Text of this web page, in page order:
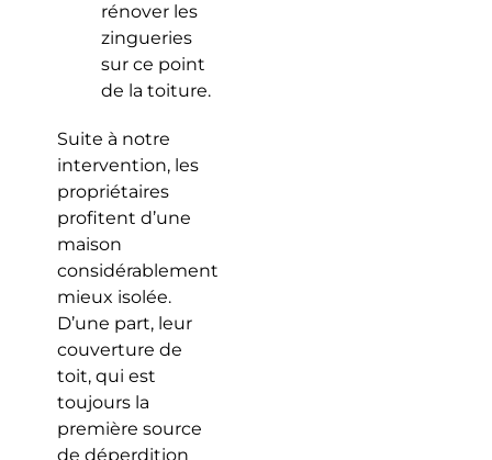
rénover les
zingueries
sur ce point
de la toiture.
Suite à notre
intervention, les
propriétaires
profitent d’une
maison
considérablement
mieux isolée.
D’une part, leur
couverture de
toit, qui est
toujours la
première source
de déperdition